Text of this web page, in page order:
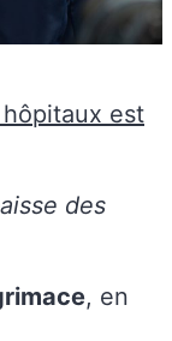
est
des
, en